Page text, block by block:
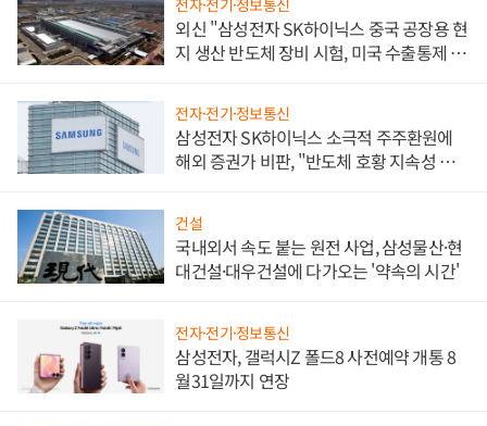
외신 "삼성전자 SK하이닉스 중국 공장용 현
지 생산 반도체 장비 시험, 미국 수출통제 대
전자·전기·정보통신
삼성전자 SK하이닉스 소극적 주주환원에
해외 증권가 비판, "반도체 호황 지속성 의
건설
국내외서 속도 붙는 원전 사업, 삼성물산·현
대건설·대우건설에 다가오는 '약속의 시간'
전자·전기·정보통신
삼성전자, 갤럭시Z 폴드8 사전예약 개통 8
월31일까지 연장